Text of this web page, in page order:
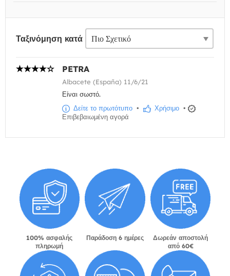
Ταξινόμηση κατά
PETRA
Albacete (España) 11/6/21
Είναι σωστό.
Δείτε το πρωτότυπο • Χρήσιμο •
Επιβεβαιωμένη αγορά
100% ασφαλής
πληρωμή
Παράδοση 6 ημέρες
Δωρεάν αποστολή
από 60€